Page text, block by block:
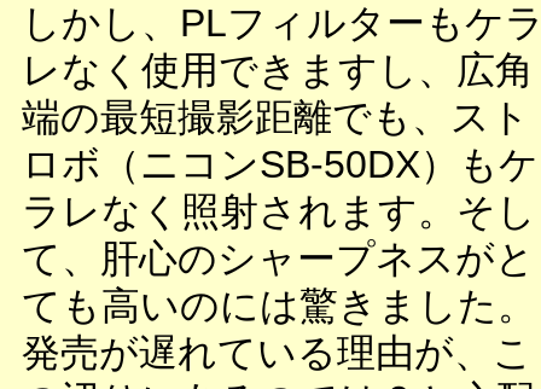
しかし、PLフィルターもケ
レなく使用できますし、広角
端の最短撮影距離でも、スト
ロボ（ニコンSB-50DX）もケ
ラレなく照射されます。そし
て、肝心のシャープネスがと
ても高いのには驚きました。
発売が遅れている理由が、こ